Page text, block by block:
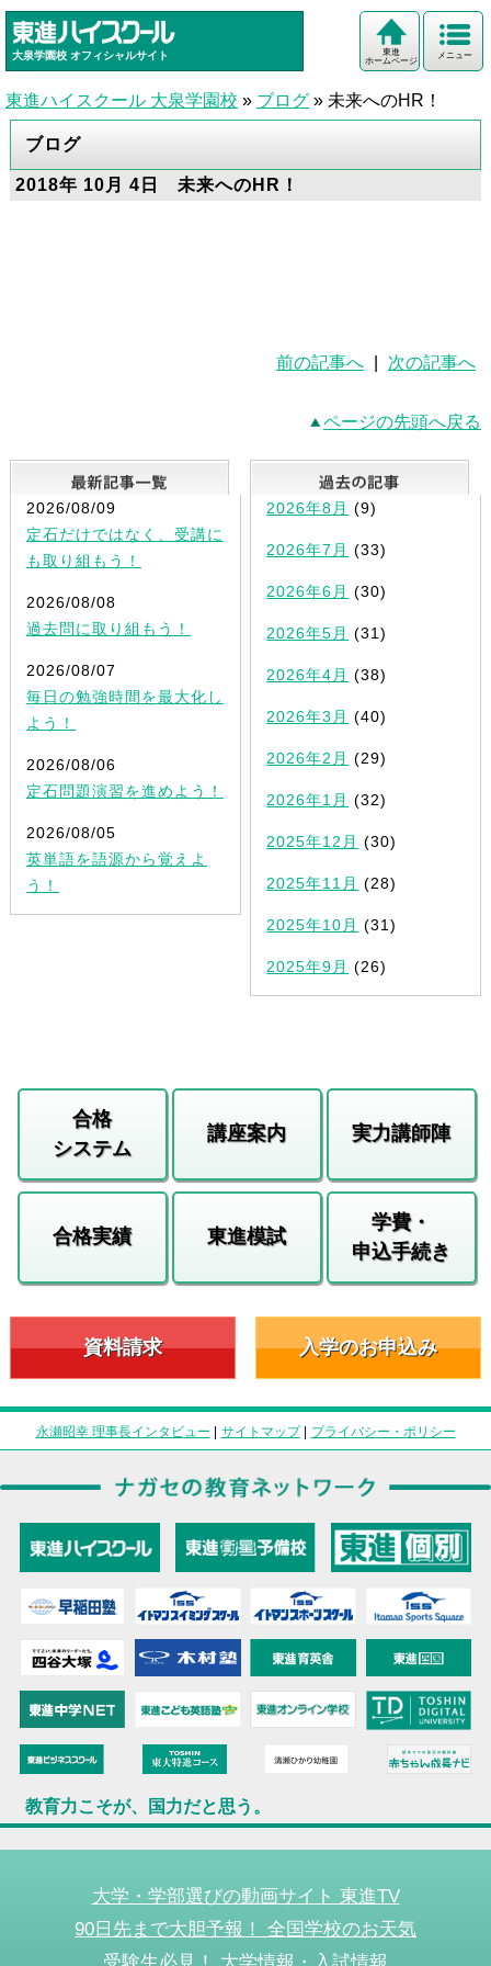
大泉学園校 オフィシャルサイト メニュー
東進
ホームページ
東進ハイスクール 大泉学園校 » ブログ » 未来へのHR！
ブログ
2018年 10月 4日 未来へのHR！
前の記事へ 次の記事へ
ページの先頭へ戻る
最新記事一覧
2026/08/09
定石だけではなく、受講に
も取り組もう！
2026/08/08
過去問に取り組もう！
2026/08/07
毎日の勉強時間を最大化し
よう！
2026/08/06
定石問題演習を進めよう！
2026/08/05
英単語を語源から覚えよ
う！
2026年8月 (9)
2026年7月 (33)
2026年6月 (30)
2026年5月 (31)
2026年4月 (38)
2026年3月 (40)
2026年2月 (29)
2026年1月 (32)
2025年12月 (30)
2025年11月 (28)
2025年10月 (31)
2025年9月 (26)
合格
システム
講座案内 実力講師陣
合格実績 東進模試
学費・
申込手続き
資料請求 入学のお申込み
永瀬昭幸 理事長インタビュー | サイトマップ| プライバシー・ポリシー
教育力こそが、国力だと思う。
大学・学部選びの動画サイト 東進TV
90日先まで大胆予報！ 全国学校のお天気